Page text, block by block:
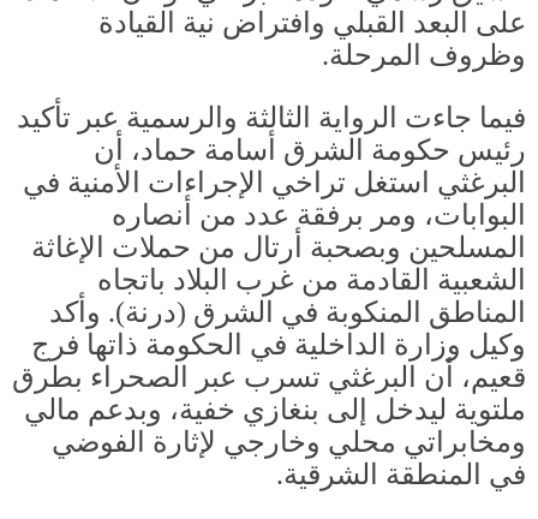
على البعد القبلي وافتراض نية القيادة
وظروف المرحلة.
فيما جاءت الرواية الثالثة والرسمية عبر تأكيد
رئيس حكومة الشرق أسامة حماد، أن
البرغثي استغل تراخي الإجراءات الأمنية في
البوابات، ومر برفقة عدد من أنصاره
المسلحين وبصحبة أرتال من حملات الإغاثة
الشعبية القادمة من غرب البلاد باتجاه
المناطق المنكوبة في الشرق (درنة). وأكد
وكيل وزارة الداخلية في الحكومة ذاتها فرج
قعيم، أن البرغثي تسرب عبر الصحراء بطرق
ملتوية ليدخل إلى بنغازي خفية، وبدعم مالي
ومخابراتي محلي وخارجي لإثارة الفوضي
في المنطقة الشرقية.